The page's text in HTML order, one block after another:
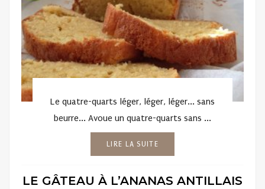
Le quatre-quarts léger, léger, léger... sans
beurre... Avoue un quatre-quarts sans ...
LIRE LA SUITE
LE GÂTEAU À L’ANANAS ANTILLAIS